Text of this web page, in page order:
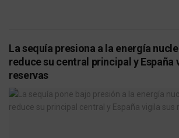
La sequía presiona a la energía
reduce su central principal y España
reservas